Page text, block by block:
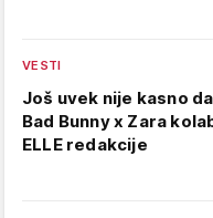
VESTI
Još uvek nije kasno
Bad Bunny x Zara
ELLE redakcije